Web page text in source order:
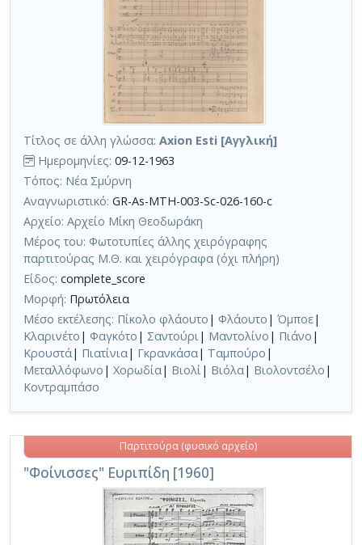
Τίτλος σε άλλη γλώσσα: Axion Esti [Αγγλική]
Ημερομηνίες: 09-12-1963
Τόπος: Νέα Σμύρνη
Αναγνωριστικό: GR-As-MTH-003-Sc-026-160-c
Αρχείο: Αρχείο Μίκη Θεοδωράκη
Μέρος του: Φωτοτυπίες άλλης χειρόγραφης
παρτιτούρας Μ.Θ. και χειρόγραφα (όχι πλήρη)
Είδος: complete_score
Μορφή: Πρωτόλεια
Μέσο εκτέλεσης: Πίκολο φλάουτο | Φλάουτο | Όμποε|
Κλαρινέτο | Φαγκότο | Σαντούρι| Μαντολίνο | Πιάνο |
Κρουστά| Πιατίνια| Γκρανκάσα| Ταμπούρο |
Μεταλλόφωνο | Χορωδία| Βιολί| Βιόλα| Βιολοντσέλο |
Κοντραμπάσο
"Φοίνισσες" Ευριπίδη [1960]
Παρτιτούρα (φυσικό αρχείο)